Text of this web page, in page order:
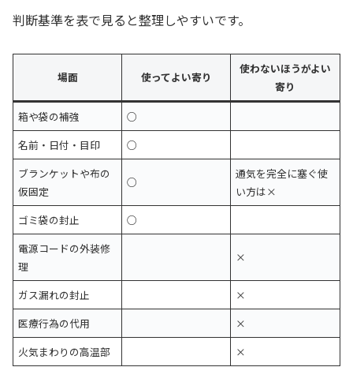
判断基準を表で見ると整理しやすいです。
場面 使ってよい寄り
使わないほうがよい
寄り
箱や袋の補強
○
名前・日付・目印
○
ブランケットや布の
仮固定
○
通気を完全に塞ぐ使
い方は×
ゴミ袋の封止
○
電源コードの外装修
理
×
ガス漏れの封止
×
医療行為の代用
×
火気まわりの高温部
×